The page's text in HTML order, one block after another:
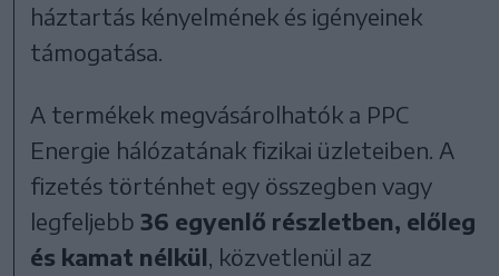
háztartás kényelmének és igényeinek
támogatása.
A termékek megvásárolhatók a PPC
Energie hálózatának fizikai üzleteiben. A
fizetés történhet egy összegben vagy
legfeljebb36 egyenlő részletben, előleg
és kamat nélkül , közvetlenül az